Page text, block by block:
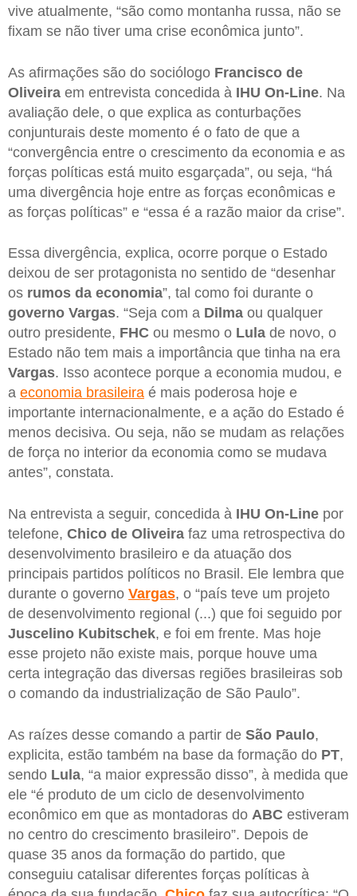
vive atualmente, “são como montanha russa, não se
fixam se não tiver uma crise econômica junto”.
As afirmações são do sociólogo Francisco de
Oliveira em entrevista concedida à IHU On-Line. Na
avaliação dele, o que explica as conturbações
conjunturais deste momento é o fato de que a
“convergência entre o crescimento da economia e as
forças políticas está muito esgarçada”, ou seja, “há
uma divergência hoje entre as forças econômicas e
as forças políticas” e “essa é a razão maior da crise”.
Essa divergência, explica, ocorre porque o Estado
deixou de ser protagonista no sentido de “desenhar
os rumos da economia”, tal como foi durante o
governo Vargas. “Seja com a Dilma ou qualquer
outro presidente, FHC ou mesmo o Lula de novo, o
Estado não tem mais a importância que tinha na era
Vargas. Isso acontece porque a economia mudou, e
a economia brasileira é mais poderosa hoje e
importante internacionalmente, e a ação do Estado é
menos decisiva. Ou seja, não se mudam as relações
de força no interior da economia como se mudava
antes”, constata.
Na entrevista a seguir, concedida à IHU On-Line por
telefone, Chico de Oliveira faz uma retrospectiva do
desenvolvimento brasileiro e da atuação dos
principais partidos políticos no Brasil. Ele lembra que
durante o governo Vargas, o “país teve um projeto
de desenvolvimento regional (...) que foi seguido por
Juscelino Kubitschek, e foi em frente. Mas hoje
esse projeto não existe mais, porque houve uma
certa integração das diversas regiões brasileiras sob
o comando da industrialização de São Paulo”.
As raízes desse comando a partir de São Paulo,
explicita, estão também na base da formação do PT,
sendo Lula, “a maior expressão disso”, à medida que
ele “é produto de um ciclo de desenvolvimento
econômico em que as montadoras do ABC estiveram
no centro do crescimento brasileiro”. Depois de
quase 35 anos da formação do partido, que
conseguiu catalisar diferentes forças políticas à